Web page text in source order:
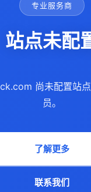
专业服务商
站点未配
尚未配置站
员。
了解更多
联系我们